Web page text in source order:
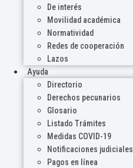
De interés
Movilidad académica
Normatividad
Redes de cooperación
Lazos
Ayuda
Directorio
Derechos pecunarios
Glosario
Listado Trámites
Medidas COVID-19
Notificaciones judiciales
Pagos en línea